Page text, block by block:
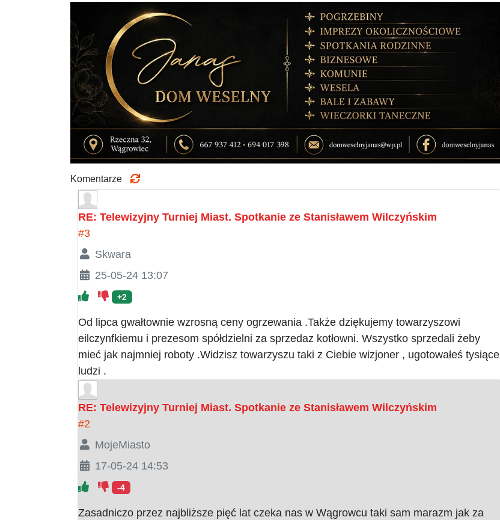
Komentarze
RE: Telewizyjny Turniej Miast. Spotkanie ze Stanisławem Wilczyńskim
#3
Skwara
25-05-24 13:07
+2
Od lipca gwałtownie wzrosną ceny ogrzewania .Także dziękujemy towarzyszowi
eilczynfkiemu i prezesom spółdzielni za sprzedaz kotłowni. Wszystko sprzedali żeby
mieć jak najmniej roboty .Widzisz towarzyszu taki z Ciebie wizjoner , ugotowałeś tysiące
ludzi .
RE: Telewizyjny Turniej Miast. Spotkanie ze Stanisławem Wilczyńskim
#2
MojeMiasto
17-05-24 14:53
-4
Zasadniczo przez najbliższe pięć lat czeka nas w Wągrowcu taki sam marazm jak za